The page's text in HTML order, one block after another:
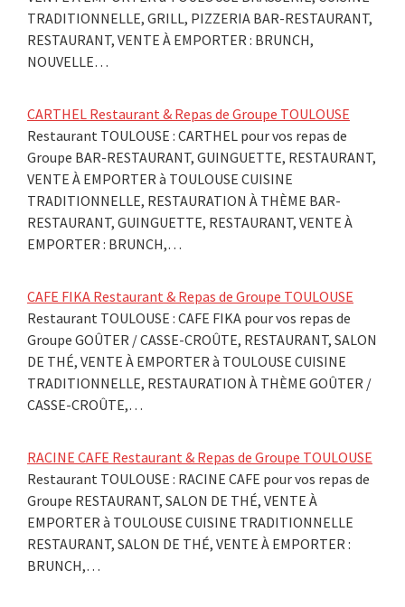
TRADITIONNELLE, GRILL, PIZZERIA BAR-RESTAURANT,
RESTAURANT, VENTE À EMPORTER : BRUNCH,
NOUVELLE…
CARTHEL Restaurant & Repas de Groupe TOULOUSE
Restaurant TOULOUSE : CARTHEL pour vos repas de
Groupe BAR-RESTAURANT, GUINGUETTE, RESTAURANT,
VENTE À EMPORTER à TOULOUSE CUISINE
TRADITIONNELLE, RESTAURATION À THÈME BAR-
RESTAURANT, GUINGUETTE, RESTAURANT, VENTE À
EMPORTER : BRUNCH,…
CAFE FIKA Restaurant & Repas de Groupe TOULOUSE
Restaurant TOULOUSE : CAFE FIKA pour vos repas de
Groupe GOÛTER / CASSE-CROÛTE, RESTAURANT, SALON
DE THÉ, VENTE À EMPORTER à TOULOUSE CUISINE
TRADITIONNELLE, RESTAURATION À THÈME GOÛTER /
CASSE-CROÛTE,…
RACINE CAFE Restaurant & Repas de Groupe TOULOUSE
Restaurant TOULOUSE : RACINE CAFE pour vos repas de
Groupe RESTAURANT, SALON DE THÉ, VENTE À
EMPORTER à TOULOUSE CUISINE TRADITIONNELLE
RESTAURANT, SALON DE THÉ, VENTE À EMPORTER :
BRUNCH,…